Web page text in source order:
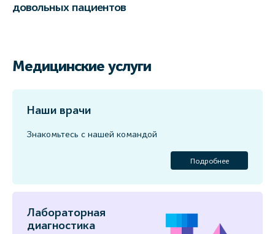
довольных пациентов
Медицинские услуги
Наши врачи
Знакомьтесь с нашей командой
Подробнее
Лабораторная
диагностика